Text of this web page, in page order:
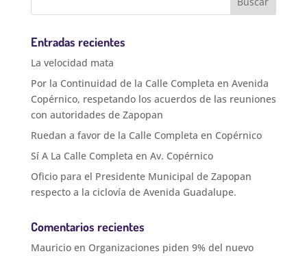
Entradas recientes
La velocidad mata
Por la Continuidad de la Calle Completa en Avenida
Copérnico, respetando los acuerdos de las reuniones
con autoridades de Zapopan
Ruedan a favor de la Calle Completa en Copérnico
Sí A La Calle Completa en Av. Copérnico
Oficio para el Presidente Municipal de Zapopan
respecto a la ciclovía de Avenida Guadalupe.
Comentarios recientes
Mauricioen Organizaciones piden 9% del nuevo